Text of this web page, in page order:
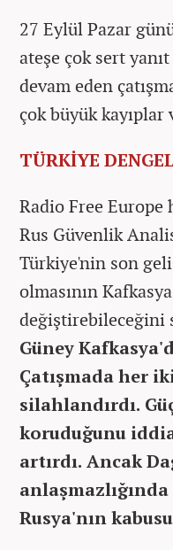
27 Eylül Pazar
ateşe çok sert
devam eden
çok büyük kayıplar
TÜRKİYE
Radio Free
Rus Güvenlik
Türkiye'nin son
olmasının
değiştirebileceğini
Güney
Çatışmada her
silahlandırdı.
koruduğunu
artırdı. Ancak
Rusya'nın